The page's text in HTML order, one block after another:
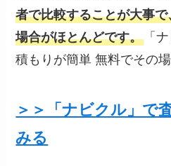
者で比較することが大事
場合がほとんどです。 「
積もりが簡単 無料でその場
＞＞「ナビクル」で
みる